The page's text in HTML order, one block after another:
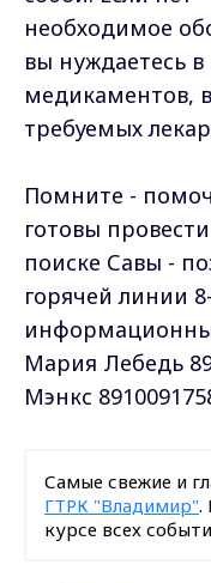
необходимое
вы нуждаетесь
медикаментов,
требуемых
Помните -
готовы
поиске Савы -
горячей линии
Мария Лебедь
Мэнкс
Самые свежие и
ГТРК "Владимир".
курсе всех